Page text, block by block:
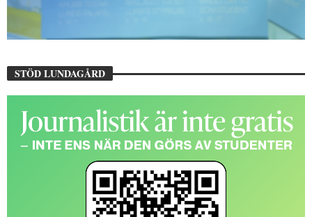
STÖD LUNDAGÅRD